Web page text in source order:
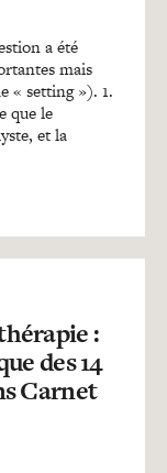
a été
mais
« setting »). 1.
que le
et la
:
des 14
Carnet